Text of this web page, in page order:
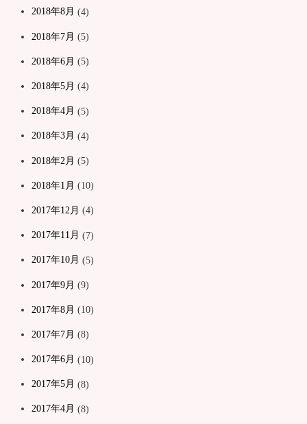
2018年8月 (4)
2018年7月 (5)
2018年6月 (5)
2018年5月 (4)
2018年4月 (5)
2018年3月 (4)
2018年2月 (5)
2018年1月 (10)
2017年12月 (4)
2017年11月 (7)
2017年10月 (5)
2017年9月 (9)
2017年8月 (10)
2017年7月 (8)
2017年6月 (10)
2017年5月 (8)
2017年4月 (8)